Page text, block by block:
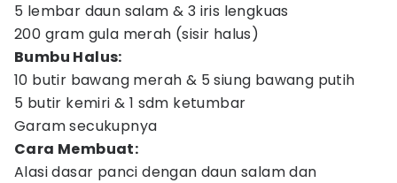
5 lembar daun salam & 3 iris lengkuas
200 gram gula merah (sisir halus)
Bumbu Halus:
10 butir bawang merah & 5 siung bawang putih
5 butir kemiri & 1 sdm ketumbar
Garam secukupnya
Cara Membuat:
Alasi dasar panci dengan daun salam dan